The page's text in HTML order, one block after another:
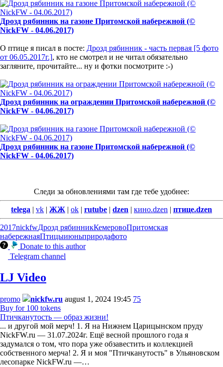
Дрозд рябинник на газоне Притомской набережной (©
NickFW - 04.06.2017)
О птице я писал в посте: Дрозд рябинник - часть первая [5 фото
от 06.05.2017г.], кто не смотрел и не читал обязательно
загляните, прочитайте... ну и фотки посмотрите :-)
Дрозд рябинник на ограждении Притомской набережной (©
NickFW - 04.06.2017)
Дрозд рябинник на газоне Притомской набережной (©
NickFW - 04.06.2017)
Следи за обновлениями там где тебе удобнее:
telega | vk | ЖЖ | ok | rutube | dzen | кино.dzen | птице.dzen
2017nickfwДрозд рябинникКемеровоПритомская
набережнаяПтицыиюньприродафото
Donate to this author
Telegram channel
LJ Video
promo nickfw.ru august 1, 2024 19:45 75
Buy for 100 tokens
Птичканутость — образ жизни!
... и другой мой мерч! 1. Я на Нижнем Царицынском пруду
NickFW.ru — 31.07.2024г. Ещё весной прошлого года я
задумался о том, что пора уже обзавестить и коллекцией
собственного мерча! 2. Я и моя "Птичканутость" в Ульяновском
лесопарке NickFW.ru —…